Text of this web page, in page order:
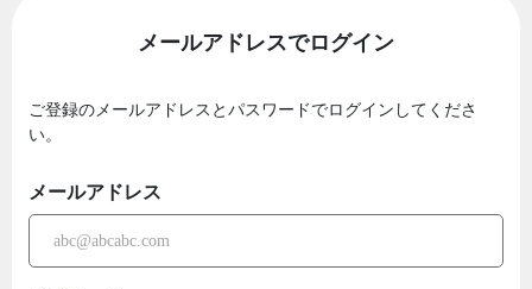
メールアドレスでログイン
ご登録のメールアドレスとパスワードでログインしてくださ
い。
メールアドレス